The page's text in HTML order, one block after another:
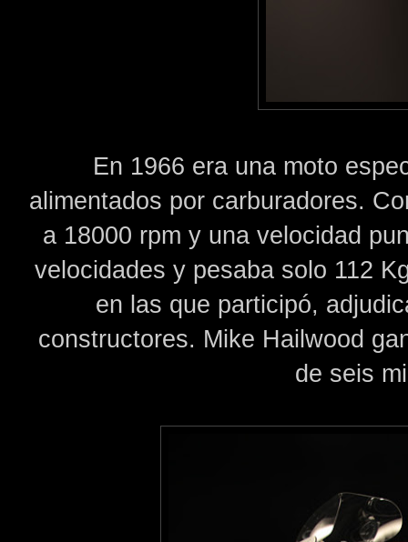
En 1966 era una moto
alimentados por carburadores.
a 18000 rpm y una velocidad
velocidades y pesaba solo 112
en las que participó,
constructores. Mike Hailwood
de seis